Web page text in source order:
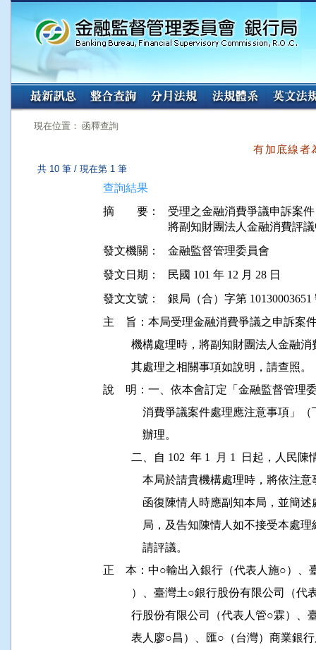
:::
現在位置： 函釋查詢
有加底線者
共 10 筆 / 現在第 1 筆
查詢結果
摘 要：
受理之金融消費爭議申訴案
發文機關：
金融監督管理委員會
發文日期：
民國 101 年 12 月 28 日
發文文號：
銀局（合）字第 10130003651
主    旨：本局受理金融消費爭議之申訴案
機構處理時，將副知財團法人金
          其處理之相關事項如說明，請查照。
說    明：一、依本會訂定「金融監督管理
消費爭議案件處理應注意事項
              辦理。
二、自 102  年 1  月 1  日起，人
本局於請貴機構處理時，將依
函復陳情人時應副知本局，並
局，及告知陳情人如不接受本
              請評議。
正    本：中○輸出入銀行（代表人施○）
）、臺灣土○銀行股份有限公司（
行股份有限公司（代表人管○霖）
表人廖○昌）、匯○（台灣）商業